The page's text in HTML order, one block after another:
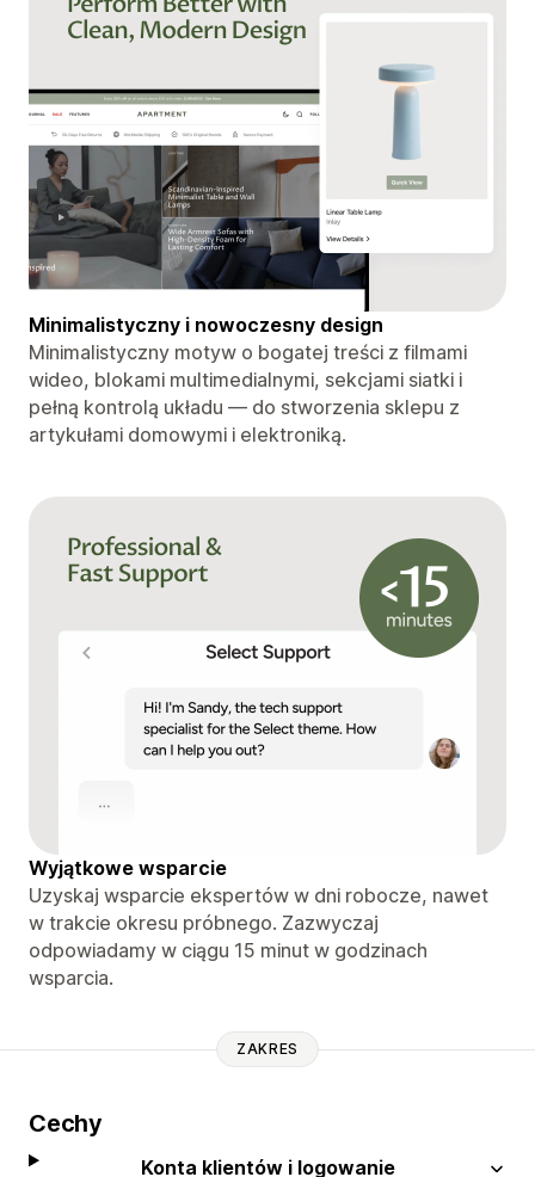
Minimalistyczny i nowoczesny design
Minimalistyczny motyw o bogatej treści z filmami
wideo, blokami multimedialnymi, sekcjami siatki i
pełną kontrolą układu — do stworzenia sklepu z
artykułami domowymi i elektroniką.
Wyjątkowe wsparcie
Uzyskaj wsparcie ekspertów w dni robocze, nawet
w trakcie okresu próbnego. Zazwyczaj
odpowiadamy w ciągu 15 minut w godzinach
wsparcia.
ZAKRES
Cechy
Konta klientów i logowanie